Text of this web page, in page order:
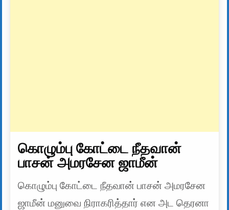
கொழும்பு கோட்டை நீதவான்
பாசன் அமரசேன ஜாமீன்
கொழும்பு கோட்டை நீதவான் பாசன் அமரசேன
ஜாமீன் மனுவை நிராகரித்தார் என அட தெரனா